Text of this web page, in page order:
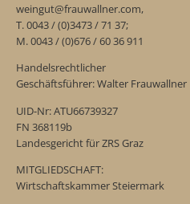
weingut@frauwallner.com,
T. 0043 / (0)3473 / 71 37;
M. 0043 / (0)676 / 60 36 911
Handelsrechtlicher
Geschäftsführer: Walter Frauwallner
UID-Nr: ATU66739327
FN 368119b
Landesgericht für ZRS Graz
MITGLIEDSCHAFT:
Wirtschaftskammer Steiermark